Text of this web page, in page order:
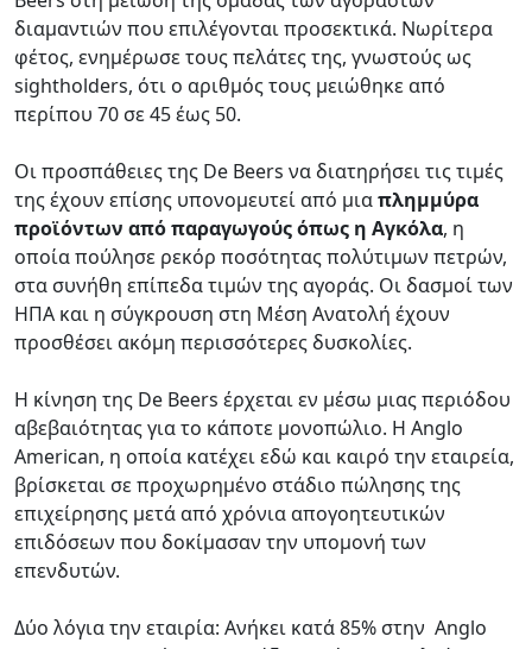
διαμαντιών που επιλέγονται προσεκτικά. Νωρίτερα
φέτος, ενημέρωσε τους πελάτες της, γνωστούς ως
sightholders, ότι ο αριθμός τους μειώθηκε από
περίπου 70 σε 45 έως 50.
Οι προσπάθειες της De Beers να διατηρήσει τις τιμές
της έχουν επίσης υπονομευτεί από μιαπλημμύρα
προϊόντων από παραγωγούς όπως η Αγκόλα, η
οποία πούλησε ρεκόρ ποσότητας πολύτιμων πετρών,
στα συνήθη επίπεδα τιμών της αγοράς. Οι δασμοί των
ΗΠΑ και η σύγκρουση στη Μέση Ανατολή έχουν
προσθέσει ακόμη περισσότερες δυσκολίες.
Η κίνηση της De Beers έρχεται εν μέσω μιας περιόδου
αβεβαιότητας για το κάποτε μονοπώλιο. Η Anglo
American, η οποία κατέχει εδώ και καιρό την εταιρεία,
βρίσκεται σε προχωρημένο στάδιο πώλησης της
επιχείρησης μετά από χρόνια απογοητευτικών
επιδόσεων που δοκίμασαν την υπομονή των
επενδυτών.
Δύο λόγια την εταιρία: Ανήκει κατά 85% στην Anglo